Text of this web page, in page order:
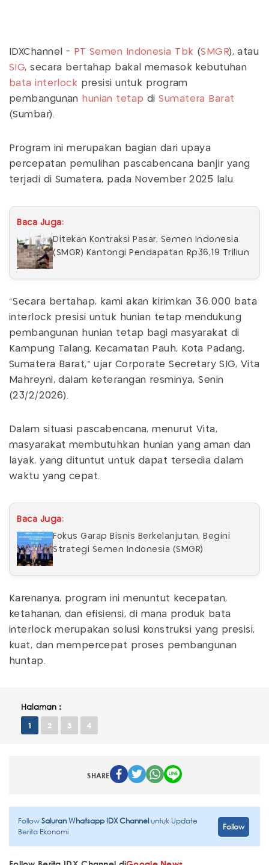
IDXChannel - PT Semen Indonesia Tbk (SMGR), atau
SIG, secara bertahap bakal memasok kebutuhan
bata interlock presisi untuk program
pembangunan hunian tetap diSumatera Barat
(Sumbar).
Program ini merupakan bagian dari upaya
percepatan pemulihan pascabencana banjir yang
terjadi di Sumatera, pada November 2025 lalu.
Baca Juga:
Ditekan Kontraksi Pasar, Semen Indonesia
(SMGR) Kantongi Pendapatan Rp36,19 Triliun
"Secara bertahap, kami akan kirimkan 36.000 bata
interlock presisi untuk hunian tetap mendukung
pembangunan hunian tetap bagi masyarakat di
Kampung Talang, Kecamatan Pauh, Kota Padang,
Sumatera Barat," ujar Corporate Secretary SIG, Vita
Mahreyni, dalam keterangan resminya, Senin
(23/2/2026).
Dalam situasi pascabencana, menurut Vita,
masyarakat membutuhkan hunian yang aman dan
layak, yang dituntut untuk dapat tersedia dalam
waktu yang cepat.
Baca Juga:
Fokus Garap Bisnis Berkelanjutan, Begini
Strategi Semen Indonesia (SMGR)
Karenanya, program ini menuntut kecepatan,
ketahanan, dan efisiensi, di mana produk bata
interlock merupakan solusi konstruksi yang presisi,
kuat, dan mempercepat proses pembangunan
huntap.
Halaman :
1 2 3 4
SHARE
FollowSaluran Whatsapp IDX Channeluntuk Update
Berita Ekonomi
Follow